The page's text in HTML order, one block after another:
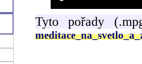
Tyto pořady